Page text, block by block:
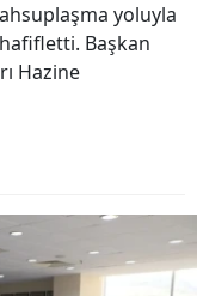
yoluyla
Başkan
Hazine